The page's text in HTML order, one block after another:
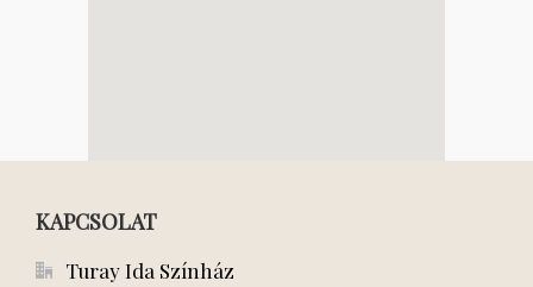
KAPCSOLAT
Turay Ida Színház